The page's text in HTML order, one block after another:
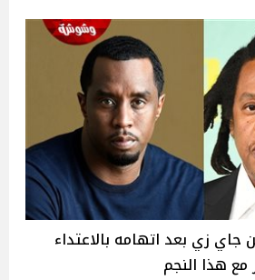
زي بعد اتهامه بالاعتداء
هذا النجم